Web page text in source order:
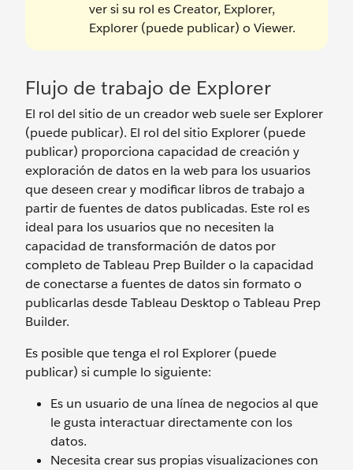
ver si su rol es Creator, Explorer,
Explorer (puede publicar) o Viewer.
Flujo de trabajo de Explorer
El rol del sitio de un creador web suele ser Explorer
(puede publicar). El rol del sitio Explorer (puede
publicar) proporciona capacidad de creación y
exploración de datos en la web para los usuarios
que deseen crear y modificar libros de trabajo a
partir de fuentes de datos publicadas. Este rol es
ideal para los usuarios que no necesiten la
capacidad de transformación de datos por
completo de Tableau Prep Builder o la capacidad
de conectarse a fuentes de datos sin formato o
publicarlas desde Tableau Desktop o Tableau Prep
Builder.
Es posible que tenga el rol Explorer (puede
publicar) si cumple lo siguiente:
Es un usuario de una línea de negocios al que
le gusta interactuar directamente con los
datos.
Necesita crear sus propias visualizaciones con